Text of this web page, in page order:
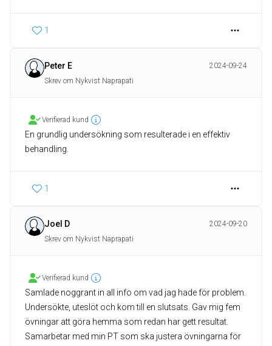
1
Peter E
2024-09-24
Skrev om Nykvist Naprapati
Verifierad kund
En grundlig undersökning som resulterade i en effektiv
behandling.
1
Joel D
2024-09-20
Skrev om Nykvist Naprapati
Verifierad kund
Samlade noggrant in all info om vad jag hade för problem.
Undersökte, uteslöt och kom till en slutsats. Gav mig fem
övningar att göra hemma som redan har gett resultat.
Samarbetar med min PT som ska justera övningarna för